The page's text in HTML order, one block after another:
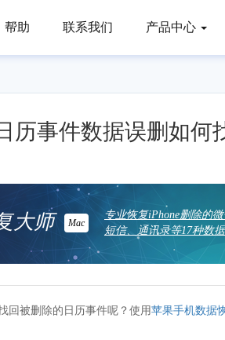
帮助 联系我们 产品中心
历事件数据误删如何
大师 Mac
专业恢复iPhone删除的微
短信、通讯录等17种数据
回被删除的日历事件呢？使用苹果手机数据